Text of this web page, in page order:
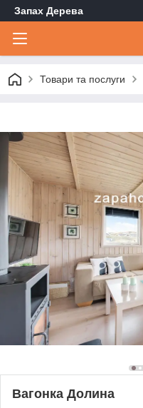
Запах Дерева
Товари та послуги
Вагонка Долина